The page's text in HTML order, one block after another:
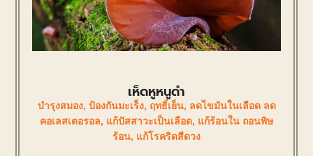
เห็ดหูหนูดำ
บำรุงสมอง, ป้องกันมะเร็ง, ฤทธิ์เย็น, ลดไขมันในเลือด ลด
คอเลสเตอรอล, แก้ปัสสาวะเป็นเลือด, แก้ร้อนใน ถอนพิษ
ร้อน, แก้โรคริดสีดวง